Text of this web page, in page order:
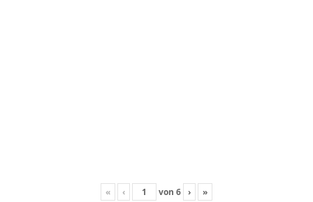
« ‹ von 6 › »